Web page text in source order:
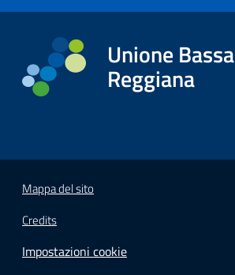
Unione Bassa
Reggiana
Mappa del sito
Credits
Impostazioni cookie